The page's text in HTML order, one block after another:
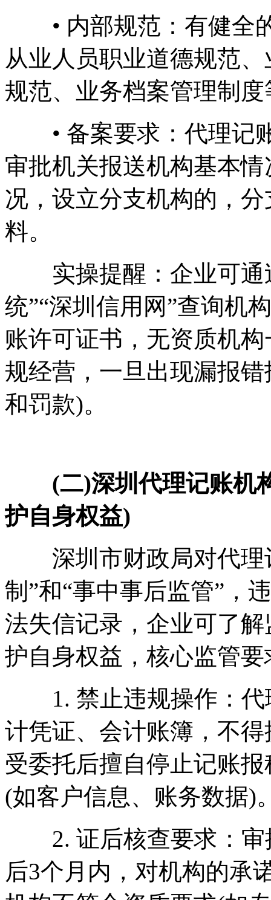
• 内部规范：有健全
从业人员职业道德规范
规范、业务档案管理制
• 备案要求：代理记
审批机关报送机构基本
况，设立分支机构的，
料。
实操提醒：企业可通
统”“深圳信用网”查询机
账许可证书，无资质机
规经营，一旦出现漏报
和罚款)。
(二)深圳代理记账机
护自身权益)
深圳市财政局对代理
制”和“事中事后监管”，
法失信记录，企业可了
护自身权益，核心监管
1. 禁止违规操作：代
计凭证、会计账簿，不
受委托后擅自停止记账
(如客户信息、账务数据)
2. 证后核查要求：审
后3个月内，对机构的承